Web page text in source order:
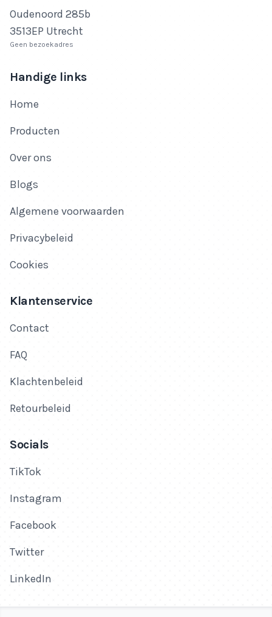
Adres
Oudenoord 285b
3513EP Utrecht
Geen bezoekadres
Handige links
Home
Producten
Over ons
Blogs
Algemene voorwaarden
Privacybeleid
Cookies
Klantenservice
Contact
FAQ
Klachtenbeleid
Retourbeleid
Socials
TikTok
Instagram
Facebook
Twitter
LinkedIn